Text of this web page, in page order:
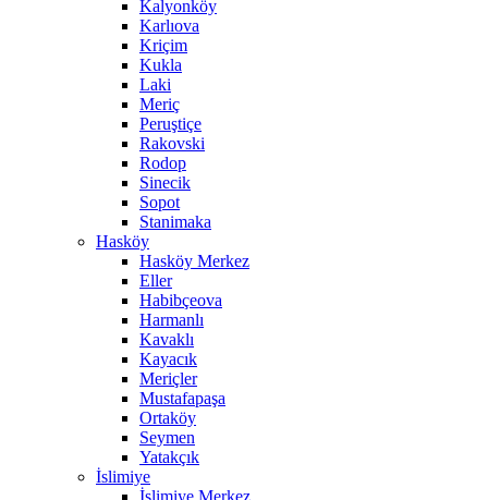
Kalyonköy
Karlıova
Kriçim
Kukla
Laki
Meriç
Peruştiçe
Rakovski
Rodop
Sinecik
Sopot
Stanimaka
Hasköy
Hasköy Merkez
Eller
Habibçeova
Harmanlı
Kavaklı
Kayacık
Meriçler
Mustafapaşa
Ortaköy
Seymen
Yatakçık
İslimiye
İslimiye Merkez